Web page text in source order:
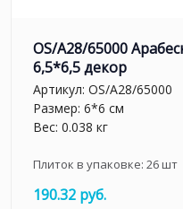
OS/A28/65000
6,5*6,5 декор
Артикул: OS/A28/65000
Размер: 6*6 см
Вес: 0.038 кг
Плиток в упаковке: 26шт
190.32 руб.